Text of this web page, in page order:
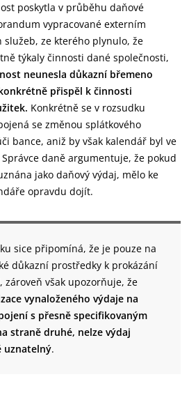
poskytla v průběhu daňové
vypracované externím
služeb, ze kterého plynulo, že
týkaly činnosti dané společnosti,
neunesla důkazní břemeno
přispěl k činnosti
Konkrétně se v rozsudku
se změnou splátkového
bance, aniž by však kalendář byl ve
daně argumentuje, že pokud
jako daňový výdaj, mělo ke
opravdu dojít.
sice připomíná, že je pouze na
důkazní prostředky k prokázání
však upozorňuje, že
vynaloženého výdaje na
s přesně specifikovaným
straně druhé, nelze výdaj
uznatelný.